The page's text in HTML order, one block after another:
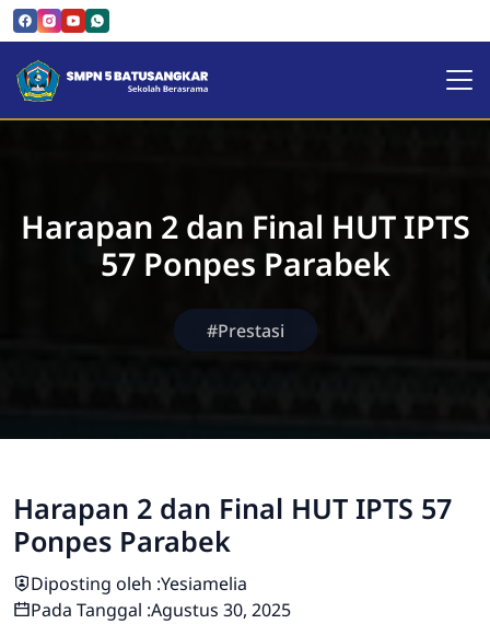
SMPN 5 Batusangkar |
Harapan 2 dan Final HUT IPTS
57 Ponpes Parabek
#Prestasi
Harapan 2 dan Final HUT IPTS 57
Ponpes Parabek
Diposting oleh :Yesiamelia
Pada Tanggal :Agustus 30, 2025